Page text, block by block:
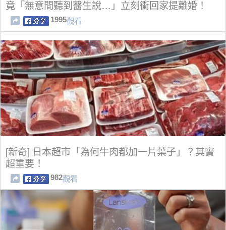
竟「無意間聽到醫生說…」立刻衝回家提離婚！
1995觀看
[新奇] 日本超市「為何牛肉都加一片葉子」？其實
超重要！
982觀看